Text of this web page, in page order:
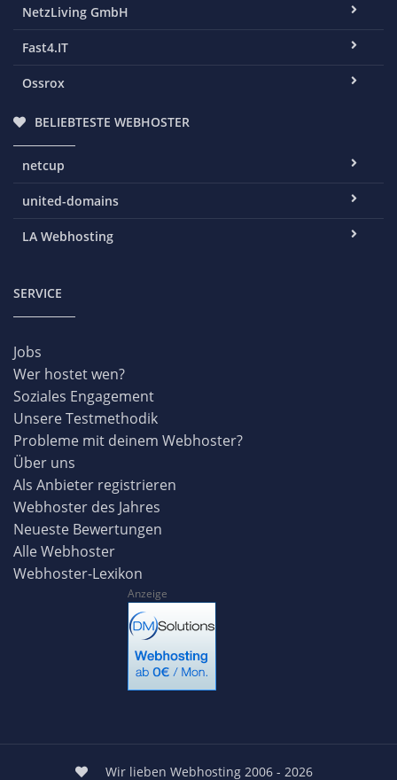
NetzLiving GmbH
Fast4.IT
Ossrox
BELIEBTESTE WEBHOSTER
netcup
united-domains
LA Webhosting
SERVICE
Jobs
Wer hostet wen?
Soziales Engagement
Unsere Testmethodik
Probleme mit deinem Webhoster?
Über uns
Als Anbieter registrieren
Webhoster des Jahres
Neueste Bewertungen
Alle Webhoster
Webhoster-Lexikon
Anzeige
Wir lieben Webhosting 2006 - 2026